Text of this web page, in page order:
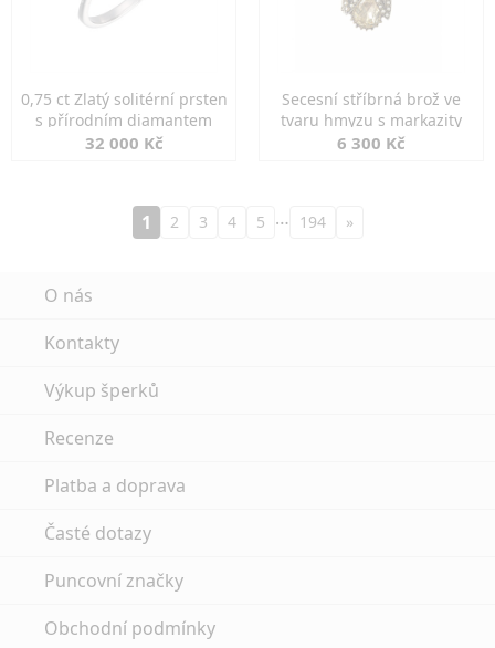
0,75 ct Zlatý solitérní prsten
s přírodním diamantem
32 000 Kč
Secesní stříbrná brož ve
tvaru hmyzu s markazity
6 300 Kč
1 2 3 4 5 … 194 »
O nás
Kontakty
Výkup šperků
Recenze
Platba a doprava
Časté dotazy
Puncovní značky
Obchodní podmínky